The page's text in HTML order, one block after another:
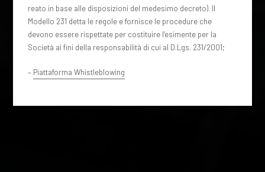
reato in base alle disposizioni del medesimo decreto). Il
Modello 231 detta le regole e fornisce le procedure che
devono essere rispettate per costituire l’esimente per la
Società ai fini della responsabilità di cui al D.Lgs. 231/2001;
– Piattaforma Whistleblowing